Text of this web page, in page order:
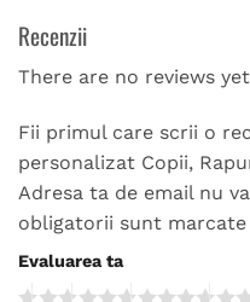
Recenzii
There are no reviews yet
Fii primul care scrii o
personalizat Copii,
Adresa ta de email nu
obligatorii sunt marcate
Evaluarea ta